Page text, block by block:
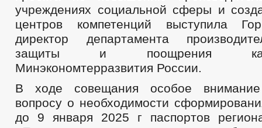
учреждениях социальной сферы и
центров компетенций выступила
директор департамента
защиты и поощрения
Минэкономтерразвития России.
В ходе совещания особое
вопросу о необходимости
до 9 января 2025 г паспортов